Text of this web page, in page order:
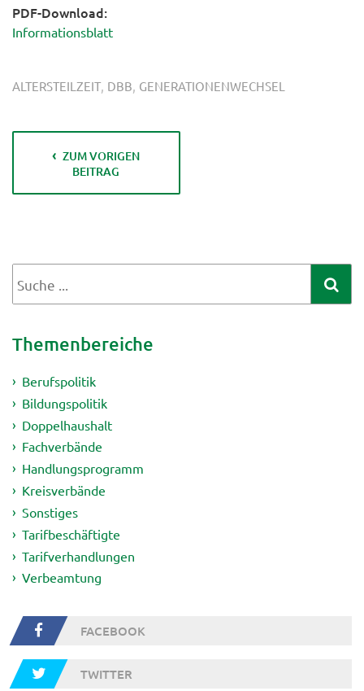
PDF-Download:
Informationsblatt
ALTERSTEILZEIT, DBB, GENERATIONENWECHSEL
ZUM VORIGEN
BEITRAG
Themenbereiche
Berufspolitik
Bildungspolitik
Doppelhaushalt
Fachverbände
Handlungsprogramm
Kreisverbände
Sonstiges
Tarifbeschäftigte
Tarifverhandlungen
Verbeamtung
FACEBOOK
TWITTER